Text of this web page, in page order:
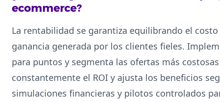
ecommerce?
La rentabilidad se garantiza equilibrando el
ganancia generada por los clientes fieles.
para puntos y segmenta las ofertas más
constantemente el ROI y ajusta los beneficios
simulaciones financieras y pilotos controlados